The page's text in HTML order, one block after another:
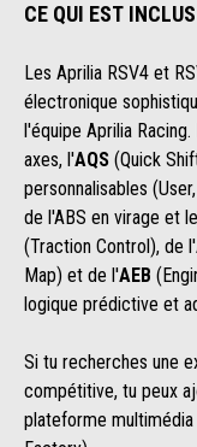
CE QUI EST
Les Aprilia RSV4 et
électronique
l'équipe Aprilia
axes, l'AQS (Quick
personnalisables
de l'ABS en virage et
(Traction Control), de l'
Map) et de l'AEB
logique prédictive et
Si tu recherches une
compétitive, tu peux
plateforme